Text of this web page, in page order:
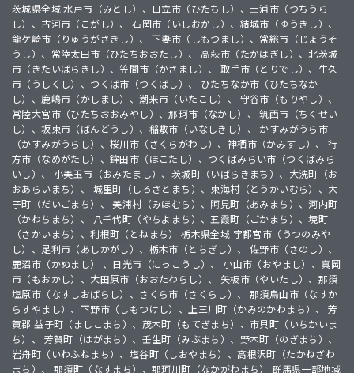
茨城県全域 水戸市（みとし）、日立市（ひたちし）、土浦市（つちうら
し）、古河市（こがし）、 石岡市（いしおかし）、結城市（ゆうきし）、
龍ケ崎市（りゅうがさきし）、 下妻市（しもつまし）、常総市（じょうそ
うし）、常陸太田市（ひたちおおたし）、 高萩市（たかはぎし）、北茨城
市（きたいばらきし）、笠間市（かさまし）、 取手市（とりでし）、牛久
市（うしくし）、つくば市（つくばし）、 ひたちなか市（ひたちなか
し）、鹿嶋市（かしまし）、潮来市（いたこし）、 守谷市（もりやし）、
常陸大宮市（ひたちおおみやし）、那珂市（なかし）、 筑西市（ちくせい
し）、坂東市（ばんどうし）、稲敷市（いなしきし）、 かすみがうら市
（かすみがうらし）、桜川市（さくらがわし）、神栖市（かみすし）、 行
方市（なめがたし）、鉾田市（ほこたし）、つくばみらい市（つくばみら
いし）、 小美玉市（おみたまし）、茨城町（いばらきまち）、大洗町（お
おあらいまち）、 城里町（しろさとまち）、東海村（とうかいむら）、大
子町（だいごまち）、 美浦村（みほむら）、阿見町（あみまち）、河内町
（かわちまち）、 八千代町（やちよまち）、五霞町（ごかまち）、境町
（さかいまち）、利根町（とねまち） 栃木県全域 宇都宮市（うつのみや
し）、足利市（あしかがし）、栃木市（とちぎし）、 佐野市（さのし）、
鹿沼市（かぬまし） 、日光市（にっこうし）、 小山市（おやまし）、真岡
市（もおかし）、大田原市（おおたわらし）、 矢板市（やいたし）、那須
塩原市（なすしおばらし）、さくら市（さくらし）、 那須烏山市（なすか
らすやまし）、下野市（しもつけし）、上三川町（かみのかわまち）、 芳
賀郡 益子町（ましこまち）、茂木町（もてぎまち）、市貝町（いちかいま
ち）、 芳賀町（はがまち）、壬生町（みぶまち）、野木町（のぎまち）、
岩舟町（いわふねまち）、塩谷町（しおやまち）、高根沢町（たかねざわ
まち）、 那須町（なすまち）、那珂川町（なかがわまち） 群馬県一部地域